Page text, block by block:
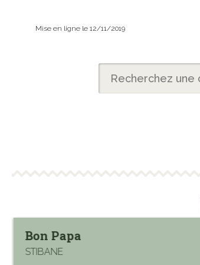
Mise en ligne le 12/11/2019
Bon Papa
STIBANE